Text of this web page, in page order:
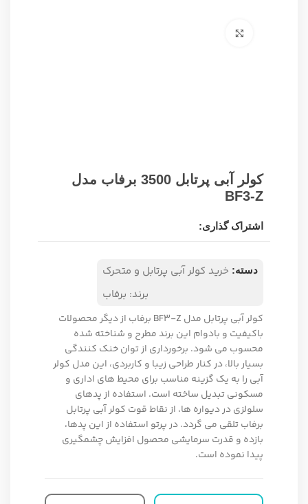
کولر آبی پرتابل 3500 برفاب مدل
BF3-Z
اشتراک گذاری:
دسته: خرید کولر آبی پرتابل و متحرک
برند: برفاب
کولر آبی پرتابل مدل BF3-Z
برفاب از دیگر محصولات
باکیفیت و بادوام این برند مطرح و شناخته شده
محسوب می شود. برخورداری از توان خنک کنندگی
بسیار بالا، در کنار طراحی زیبا و کاربردی، این مدل کولر
آبی را به یک گزینه مناسب برای محیط های اداری و
مسکونی تبدیل ساخته است. استفاده از پدهای
سلولزی در دیواره ها، از نقاط قوت کولر آبی پرتابل
برفاب تلقی می گردد. در پرتو استفاده از این پدها،
بازده و قدرت سرمایشی محصول افزایش چشمگیری
پیدا نموده است.